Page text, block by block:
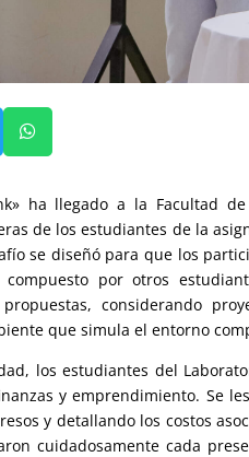

ha llegado a la Facultad
de los estudiantes de la
se diseñó para que los
compuesto por otros
considerando
que simula el entorno
los estudiantes del
y emprendimiento. Se
y detallando los costos
cuidadosamente cada